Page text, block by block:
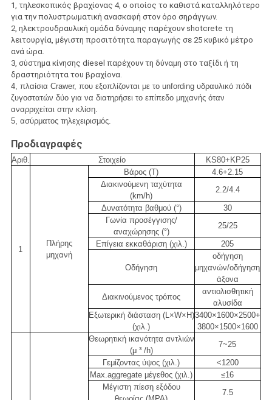
1, τηλεσκοπικός βραχίονας 4, ο οποίος το καθιστά καταλληλότερο
για την πολυστρωματική ανασκαφή στον όρο σηράγγων.
2, ηλεκτρουδραυλική ομάδα δύναμης παρέχουν shotcrete τη
λειτουργία, μέγιστη προσιτότητα παραγωγής σε 25 κυβικό μέτρο
ανά ώρα.
3, σύστημα κίνησης diesel παρέχουν τη δύναμη στο ταξίδι ή τη
δραστηριότητα του βραχίονα.
4, πλαίσια Crawer, που εξοπλίζονται με το unfording υδραυλικό πόδι
ζυγοστατών δύο για να διατηρήσει το επίπεδο μηχανής όταν
αναρριχείται στην κλίση.
5, ασύρματος τηλεχειρισμός.
Προδιαγραφές
Αριθ. Στοιχείο KS80+KP25
1
Πλήρης
μηχανή
Βάρος (Τ)
4.6+2.15
Διακινούμενη ταχύτητα
(km/h)
2.2/4.4
Δυνατότητα βαθμού (°)
30
Γωνία προσέγγισης/
αναχώρησης (°)
25/25
Επίγεια εκκαθάριση (χιλ.)
205
Οδήγηση
οδήγηση
μηχανών/οδήγηση
άξονα
Διακινούμενος τρόπος
αντιολισθητική
αλυσίδα
Εξωτερική διάσταση (L×W×H)
(χιλ.)
3400×1600×2500+
3800×1500×1600
Θεωρητική ικανότητα αντλιών
(μ ³ /h)
7~25
Γεμίζοντας ύψος (χιλ.)
<1200
Max.aggregate μέγεθος (χιλ.)
≤16
Μέγιστη πίεση εξόδου
7.5